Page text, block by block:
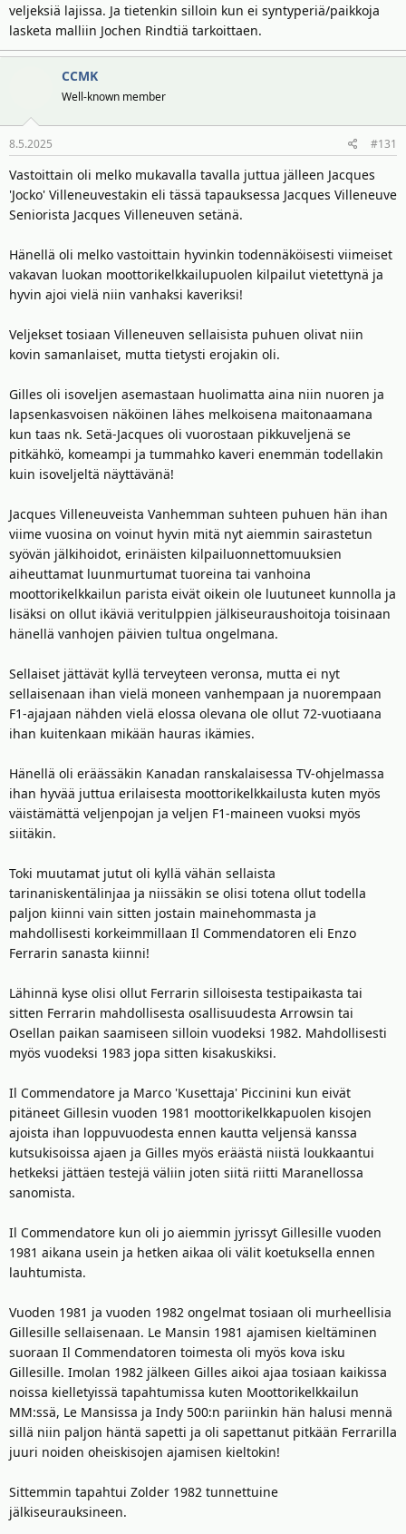
veljeksiä lajissa. Ja tietenkin silloin kun ei syntyperiä/paikkoja
lasketa malliin Jochen Rindtiä tarkoittaen.
CCMK
Well-known member
8.5.2025 #131
Vastoittain oli melko mukavalla tavalla juttua jälleen Jacques
'Jocko' Villeneuvestakin eli tässä tapauksessa Jacques Villeneuve
Seniorista Jacques Villeneuven setänä.
Hänellä oli melko vastoittain hyvinkin todennäköisesti viimeiset
vakavan luokan moottorikelkkailupuolen kilpailut vietettynä ja
hyvin ajoi vielä niin vanhaksi kaveriksi!
Veljekset tosiaan Villeneuven sellaisista puhuen olivat niin
kovin samanlaiset, mutta tietysti erojakin oli.
Gilles oli isoveljen asemastaan huolimatta aina niin nuoren ja
lapsenkasvoisen näköinen lähes melkoisena maitonaamana
kun taas nk. Setä-Jacques oli vuorostaan pikkuveljenä se
pitkähkö, komeampi ja tummahko kaveri enemmän todellakin
kuin isoveljeltä näyttävänä!
Jacques Villeneuveista Vanhemman suhteen puhuen hän ihan
viime vuosina on voinut hyvin mitä nyt aiemmin sairastetun
syövän jälkihoidot, erinäisten kilpailuonnettomuuksien
aiheuttamat luunmurtumat tuoreina tai vanhoina
moottorikelkkailun parista eivät oikein ole luutuneet kunnolla ja
lisäksi on ollut ikäviä veritulppien jälkiseuraushoitoja toisinaan
hänellä vanhojen päivien tultua ongelmana.
Sellaiset jättävät kyllä terveyteen veronsa, mutta ei nyt
sellaisenaan ihan vielä moneen vanhempaan ja nuorempaan
F1-ajajaan nähden vielä elossa olevana ole ollut 72-vuotiaana
ihan kuitenkaan mikään hauras ikämies.
Hänellä oli eräässäkin Kanadan ranskalaisessa TV-ohjelmassa
ihan hyvää juttua erilaisesta moottorikelkkailusta kuten myös
väistämättä veljenpojan ja veljen F1-maineen vuoksi myös
siitäkin.
Toki muutamat jutut oli kyllä vähän sellaista
tarinaniskentälinjaa ja niissäkin se olisi totena ollut todella
paljon kiinni vain sitten jostain mainehommasta ja
mahdollisesti korkeimmillaan Il Commendatoren eli Enzo
Ferrarin sanasta kiinni!
Lähinnä kyse olisi ollut Ferrarin silloisesta testipaikasta tai
sitten Ferrarin mahdollisesta osallisuudesta Arrowsin tai
Osellan paikan saamiseen silloin vuodeksi 1982. Mahdollisesti
myös vuodeksi 1983 jopa sitten kisakuskiksi.
Il Commendatore ja Marco 'Kusettaja' Piccinini kun eivät
pitäneet Gillesin vuoden 1981 moottorikelkkapuolen kisojen
ajoista ihan loppuvuodesta ennen kautta veljensä kanssa
kutsukisoissa ajaen ja Gilles myös eräästä niistä loukkaantui
hetkeksi jättäen testejä väliin joten siitä riitti Maranellossa
sanomista.
Il Commendatore kun oli jo aiemmin jyrissyt Gillesille vuoden
1981 aikana usein ja hetken aikaa oli välit koetuksella ennen
lauhtumista.
Vuoden 1981 ja vuoden 1982 ongelmat tosiaan oli murheellisia
Gillesille sellaisenaan. Le Mansin 1981 ajamisen kieltäminen
suoraan Il Commendatoren toimesta oli myös kova isku
Gillesille. Imolan 1982 jälkeen Gilles aikoi ajaa tosiaan kaikissa
noissa kielletyissä tapahtumissa kuten Moottorikelkkailun
MM:ssä, Le Mansissa ja Indy 500:n pariinkin hän halusi mennä
sillä niin paljon häntä sapetti ja oli sapettanut pitkään Ferrarilla
juuri noiden oheiskisojen ajamisen kieltokin!
Sittemmin tapahtui Zolder 1982 tunnettuine
jälkiseurauksineen.